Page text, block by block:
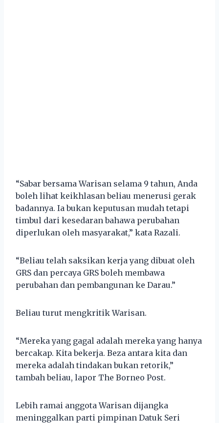
“Sabar bersama Warisan selama 9 tahun, Anda
boleh lihat keikhlasan beliau menerusi gerak
badannya. Ia bukan keputusan mudah tetapi
timbul dari kesedaran bahawa perubahan
diperlukan oleh masyarakat,” kata Razali.
“Beliau telah saksikan kerja yang dibuat oleh
GRS dan percaya GRS boleh membawa
perubahan dan pembangunan ke Darau.”
Beliau turut mengkritik Warisan.
“Mereka yang gagal adalah mereka yang hanya
bercakap. Kita bekerja. Beza antara kita dan
mereka adalah tindakan bukan retorik,”
tambah beliau, lapor The Borneo Post.
Lebih ramai anggota Warisan dijangka
meninggalkan parti pimpinan Datuk Seri